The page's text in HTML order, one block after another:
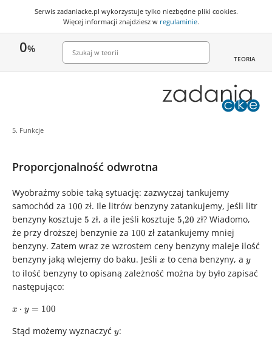
Serwis zadaniacke.pl wykorzystuje tylko niezbędne pliki cookies.
Więcej informacji znajdziesz w regulaminie.
0%
TEORIA
5. Funkcje
Proporcjonalność odwrotna
Wyobraźmy sobie taką sytuację: zazwyczaj tankujemy
samochód za 100
100 zł. Ile litrów benzyny zatankujemy, jeśli litr
benzyny kosztuje 5
5 zł, a ile jeśli kosztuje 5{,}20
5,20 zł? Wiadomo,
że przy droższej benzynie za 100
100 zł zatankujemy mniej
benzyny. Zatem wraz ze wzrostem ceny benzyny maleje ilość
benzyny jaką wlejemy do baku. Jeśli x
x to cena benzyny, a y
y
to ilość benzyny to opisaną zależność można by było zapisać
następująco:
x\cdot
100
x ⋅ y = 100
Stąd możemy wyznaczyć y
y: